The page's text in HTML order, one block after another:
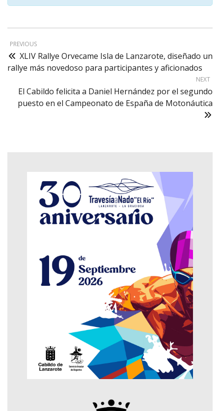
PREVIOUS
XLIV Rallye Orvecame Isla de Lanzarote, diseñado un
rallye más novedoso para participantes y aficionados
NEXT
El Cabildo felicita a Daniel Hernández por el segundo
puesto en el Campeonato de España de Motonáutica